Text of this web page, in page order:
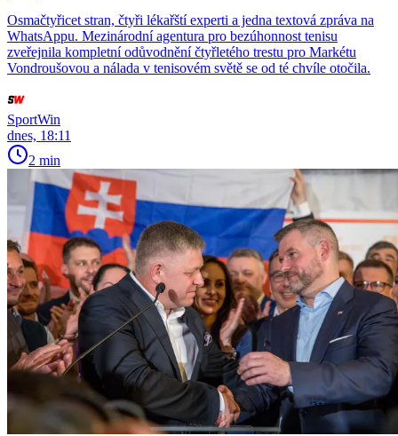
Osmačtyřicet stran, čtyři lékařští experti a jedna textová zpráva na
WhatsAppu. Mezinárodní agentura pro bezúhonnost tenisu
zveřejnila kompletní odůvodnění čtyřletého trestu pro Markétu
Vondroušovou a nálada v tenisovém světě se od té chvíle otočila.
SportWin
dnes, 18:11
2 min